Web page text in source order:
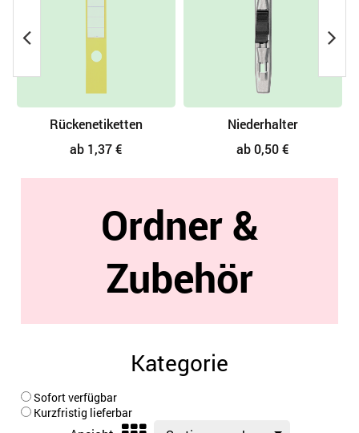
Rückenetiketten
ab 1,37 €
Niederhalter
ab 0,50 €
Ordner &
Zubehör
Kategorie
Sofort verfügbar
Kurzfristig lieferbar